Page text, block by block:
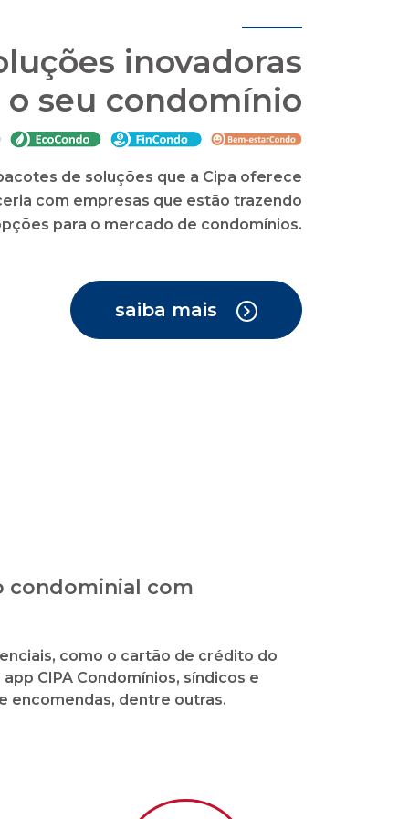
condominial com
como o cartão de crédito do
CIPA Condomínios, síndicos e
encomendas, dentre outras.